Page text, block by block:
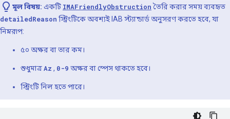
মূল বিষয়: একটি IMAFriendlyObstruction তৈরি করার সময় ব্যবহৃত
detailedReason স্ট্রিংটিকে অবশ্যই IAB স্ট্যান্ডার্ড অনুসরণ করতে হবে, যা
নিম্নরূপ:
৫০ অক্ষর বা তার কম।
শুধুমাত্রAz , 0-9 অক্ষর বা স্পেস থাকতে হবে।
স্ট্রিংটি নিল হতে পারে।